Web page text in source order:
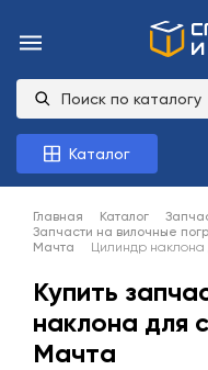
Каталог
Главная Каталог
Запчасти на вилочные
Мачта
Цилиндр наклона
Купить
наклона для
Мачта